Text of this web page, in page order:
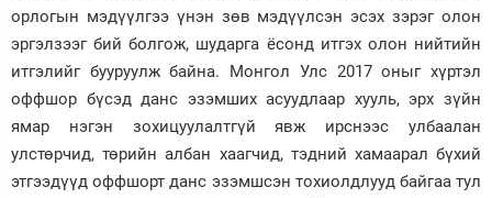
орлогын мэдүүлгээ үнэн зөв мэдүүлсэн эсэх зэрэг олон
эргэлзээг бий болгож, шударга ёсонд итгэх олон нийтийн
итгэлийг бууруулж байна. Монгол Улс 2017 оныг хүртэл
оффшор бүсэд данс эзэмших асуудлаар хууль, эрх зүйн
ямар нэгэн зохицуулалтгүй явж ирснээс улбаалан
улстөрчид, төрийн албан хаагчид, тэдний хамаарал бүхий
этгээдүүд оффшорт данс эзэмшсэн тохиолдлууд байгаа тул